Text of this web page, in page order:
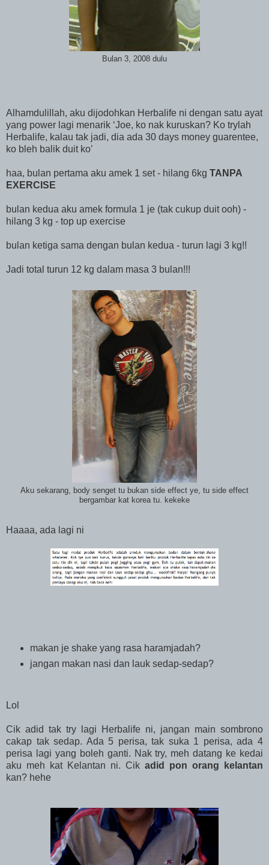
Bulan 3, 2008 dulu
Alhamdulillah, aku dijodohkan Herbalife ni dengan satu ayat
yang power lagi menarik ‘Joe, ko nak kuruskan? Ko trylah
Herbalife, kalau tak jadi, dia ada 30 days money guarentee,
ko bleh balik duit ko’
haa, bulan pertama aku amek 1 set - hilang 6kg TANPA
EXERCISE
bulan kedua aku amek formula 1 je (tak cukup duit ooh) -
hilang 3 kg - top up exercise
bulan ketiga sama dengan bulan kedua - turun lagi 3 kg!!
Jadi total turun 12 kg dalam masa 3 bulan!!!
Aku sekarang, body senget tu bukan side effect ye, tu side effect
bergambar kat korea tu. kekeke
Haaaa, ada lagi ni
makan je shake yang rasa haramjadah?
jangan makan nasi dan lauk sedap-sedap?
Lol
Cik adid tak try lagi Herbalife ni, jangan main sombrono
cakap tak sedap. Ada 5 perisa, tak suka 1 perisa, ada 4
perisa lagi yang boleh ganti. Nak try, meh datang ke kedai
aku meh kat Kelantan ni. Cik adid pon orang kelantan
kan? hehe